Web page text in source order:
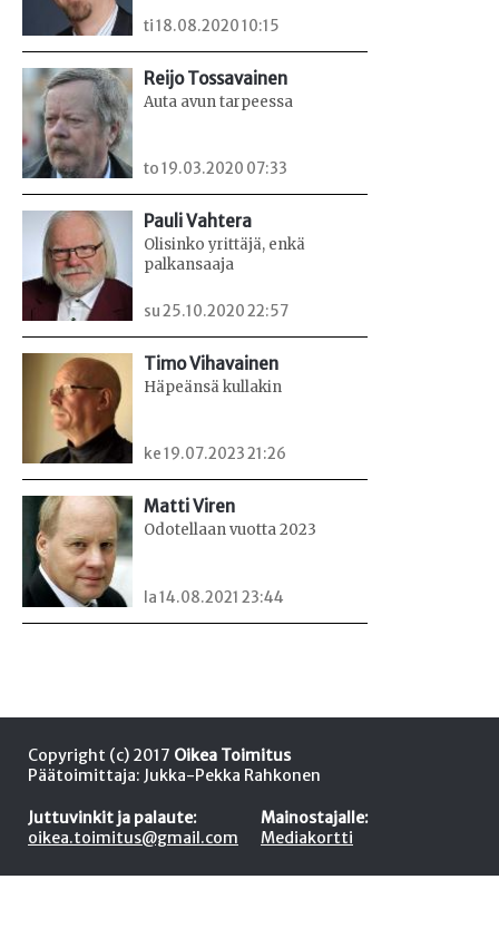
ti 18.08.2020 10:15
Reijo Tossavainen
Auta avun tarpeessa
to 19.03.2020 07:33
Pauli Vahtera
Olisinko yrittäjä, enkä
palkansaaja
su 25.10.2020 22:57
Timo Vihavainen
Häpeänsä kullakin
ke 19.07.2023 21:26
Matti Viren
Odotellaan vuotta 2023
la 14.08.2021 23:44
Copyright (c) 2017 Oikea Toimitus
Päätoimittaja: Jukka-Pekka Rahkonen
Juttuvinkit ja palaute:
oikea.toimitus@gmail.com
Mainostajalle:
Mediakortti